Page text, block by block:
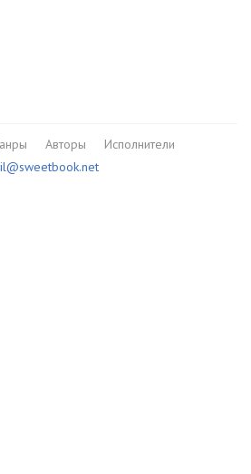
Авторы
Исполнители